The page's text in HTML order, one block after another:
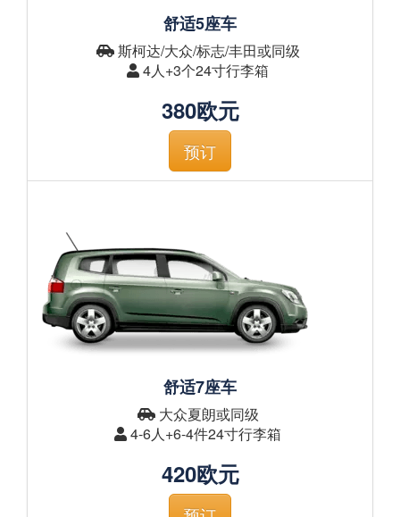
舒适5座车
斯柯达/大众/标志/丰田或同级
4人+3个24寸行李箱
380欧元
预订
舒适7座车
大众夏朗或同级
4-6人+6-4件24寸行李箱
420欧元